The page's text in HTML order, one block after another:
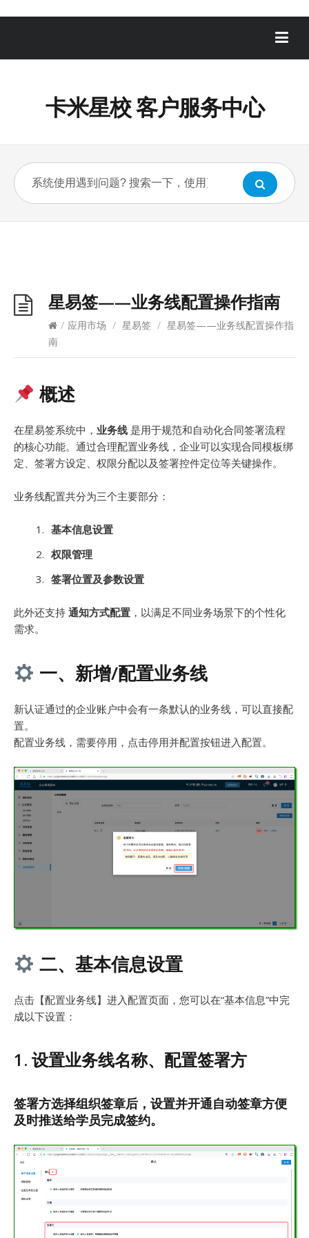
卡米星校 客户服务中心
星易签——业务线配置操作指南
/ 应用市场 / 星易签 / 星易签——业务线配置操作指
南
概述
在星易签系统中， 业务线 是用于规范和自动化合同签署流程
的核心功能。通过合理配置业务线，企业可以实现合同模板绑
定、签署方设定、权限分配以及签署控件定位等关键操作。
业务线配置共分为三个主要部分：
基本信息设置
权限管理
签署位置及参数设置
此外还支持 通知方式配置 ，以满足不同业务场景下的个性化
需求。
一、新增/配置业务线
新认证通过的企业账户中会有一条默认的业务线，可以直接配
置。
配置业务线，需要停用，点击停用并配置按钮进入配置。
二、基本信息设置
点击【配置业务线】进入配置页面，您可以在“基本信息”中完
成以下设置：
1. 设置业务线名称、配置签署方
签署方选择组织签章后，设置并开通自动签章方便
及时推送给学员完成签约。